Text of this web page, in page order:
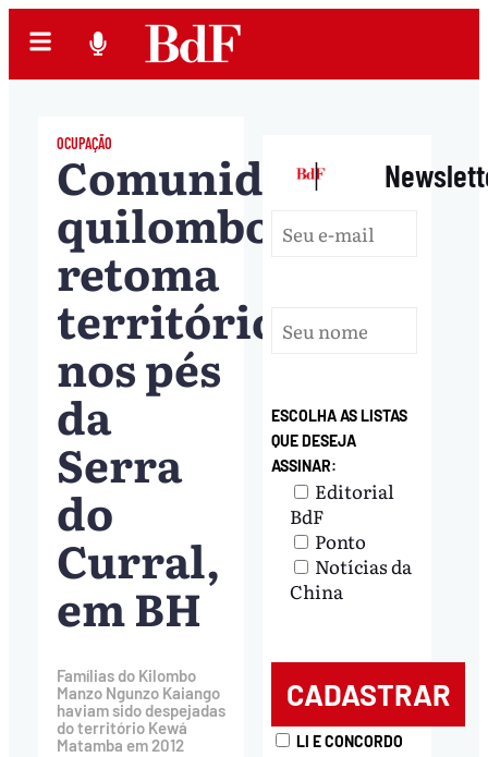
OCUPAÇÃO
Comunidade
quilombola
retoma
território
nos pés
da
Serra
do
Curral,
em BH
Famílias do Kilombo
Manzo Ngunzo Kaiango
haviam sido despejadas
do território Kewá
Matamba em 2012
|
ESCOLHA AS LISTAS
QUE DESEJA
ASSINAR:
Editorial
BdF
Ponto
Notícias da
China
LI E CONCORDO